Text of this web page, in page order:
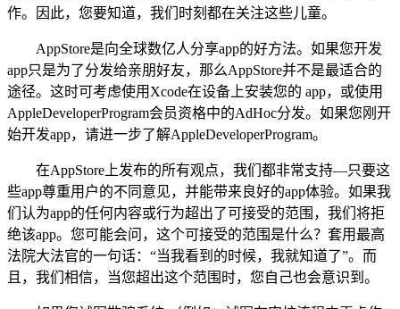
作。因此，您要知道，我们时刻都在关注这些儿童。
AppStore是向全球数亿人分享app的好方法。如果您开发
app只是为了分发给亲朋好友，那么AppStore并不是最适合的
途径。这时可考虑使用Xcode在设备上安装您的 app，或使用
AppleDeveloperProgram会员资格中的AdHoc分发。如果您刚开
始开发app，请进一步了解AppleDeveloperProgram。
在AppStore上发布的所有观点，我们都非常支持—只要这
些app尊重用户的不同意见，并能带来良好的app体验。如果我
们认为app的任何内容或行为超出了可接受的范围，我们将拒
绝该app。您可能会问，这个可接受的范围是什么？套用最高
法院大法官的一句话：“当我看到的时候，我就知道了”。而
且，我们相信，当您超出这个范围时，您自己也会意识到。